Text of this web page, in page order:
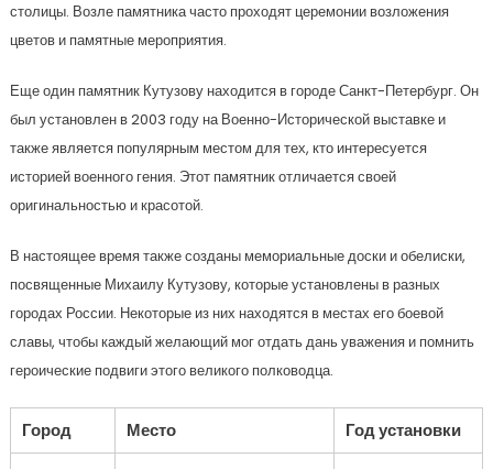
столицы. Возле памятника часто проходят церемонии возложения
цветов и памятные мероприятия.
Еще один памятник Кутузову находится в городе Санкт-Петербург. Он
был установлен в 2003 году на Военно-Исторической выставке и
также является популярным местом для тех, кто интересуется
историей военного гения. Этот памятник отличается своей
оригинальностью и красотой.
В настоящее время также созданы мемориальные доски и обелиски,
посвященные Михаилу Кутузову, которые установлены в разных
городах России. Некоторые из них находятся в местах его боевой
славы, чтобы каждый желающий мог отдать дань уважения и помнить
героические подвиги этого великого полководца.
Город Место
Год установки